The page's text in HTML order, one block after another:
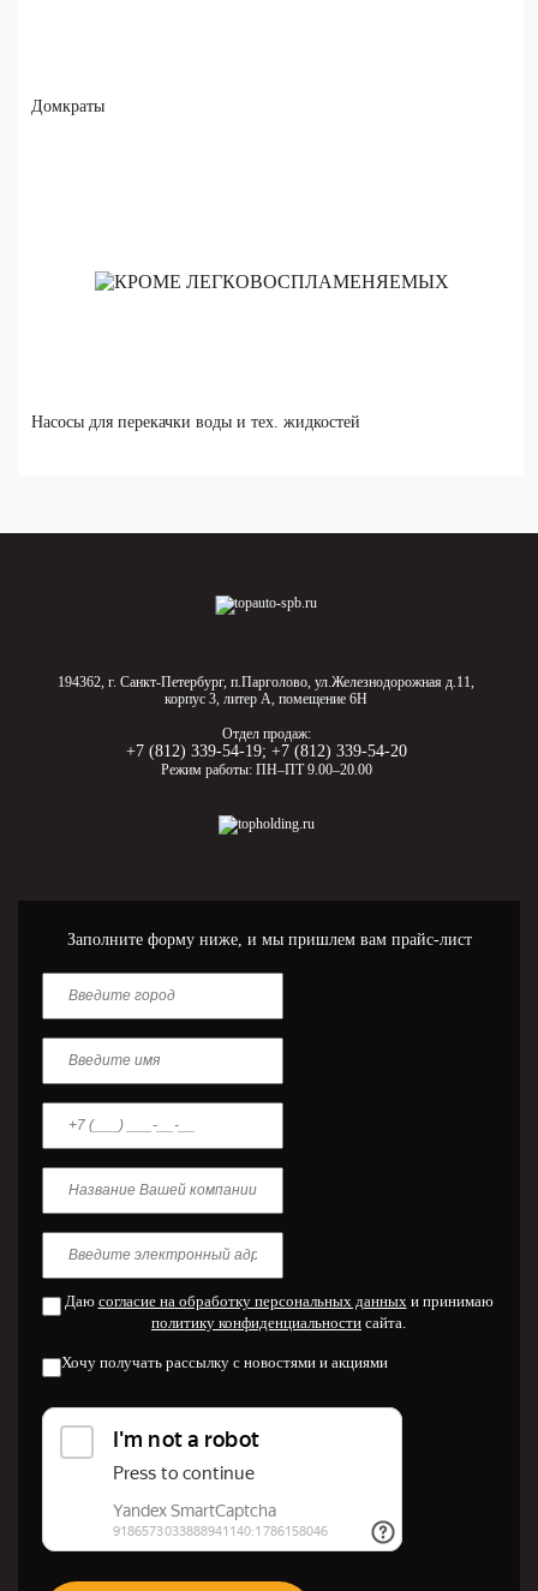
Домкраты
Насосы для перекачки воды и тех. жидкостей
194362, г. Санкт-Петербург, п.Парголово, ул.Железнодорожная д.11,
корпус 3, литер А, помещение 6Н
Отдел продаж:
+7 (812) 339-54-19; +7 (812) 339-54-20
Режим работы: ПН–ПТ 9.00–20.00
Заполните форму ниже, и мы пришлем вам прайс-лист
Даю согласие на обработку персональных данных и принимаю
политику конфиденциальности сайта.
Хочу получать рассылку с новостями и акциями